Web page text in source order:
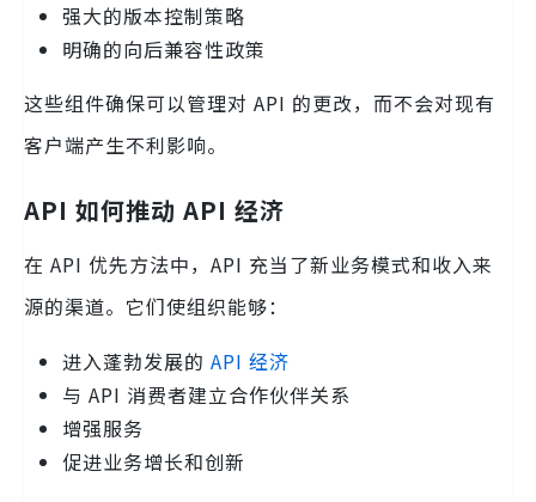
强大的版本控制策略
明确的向后兼容性政策
这些组件确保可以管理对 API 的更改，而不会对现有
客户端产生不利影响。
API 如何推动 API 经济
在 API 优先方法中，API 充当了新业务模式和收入来
源的渠道。它们使组织能够：
进入蓬勃发展的 API 经济
与 API 消费者建立合作伙伴关系
增强服务
促进业务增长和创新